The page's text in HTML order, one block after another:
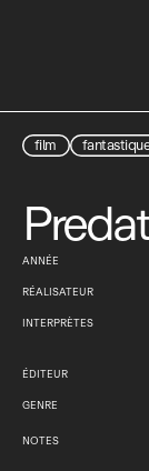
film
ANNÉE
RÉALISATEUR
INTERPRÈTES
ÉDITEUR
GENRE
NOTES